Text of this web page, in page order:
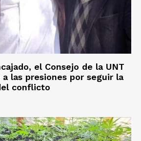
el Consejo de la UNT
las presiones por seguir la
conflicto